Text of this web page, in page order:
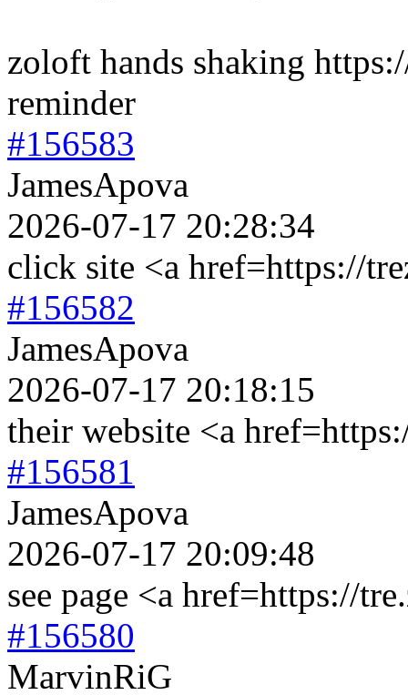
zoloft hands shaking
reminder
#156583
JamesApova
2026-07-17 20:28:34
click site <a href=https://
#156582
JamesApova
2026-07-17 20:18:15
their website <a
#156581
JamesApova
2026-07-17 20:09:48
see page <a href=https://
#156580
MarvinRiG